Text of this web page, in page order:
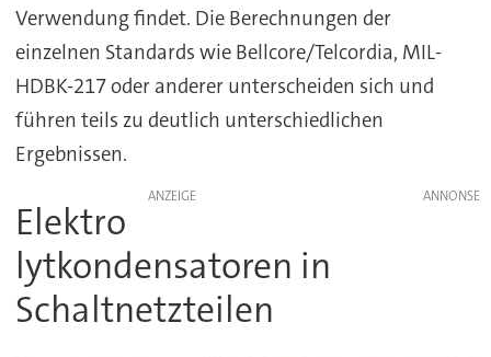
Verwendung findet. Die Berechnungen der
einzelnen Standards wie Bellcore/Telcordia, MIL-
HDBK-217 oder anderer unterscheiden sich und
führen teils zu deutlich unterschiedlichen
Ergebnissen.
ANZEIGE
Elektro
lytkondensatoren in
Schaltnetzteilen